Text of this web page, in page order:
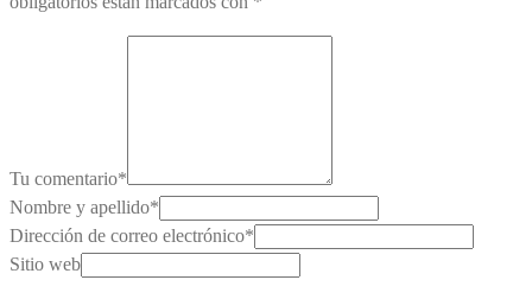
Tu comentario*
Nombre y apellido*
Dirección de correo electrónico*
Sitio web